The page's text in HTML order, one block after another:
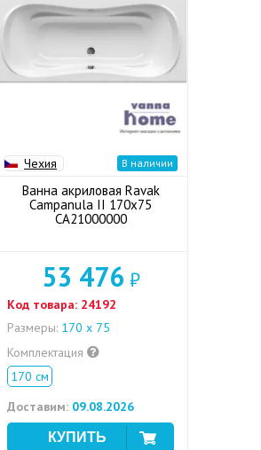
Чехия В наличии
Ванна акриловая Ravak
Campanula II 170x75
CA21000000
53 476 ₽
Код товара: 24192
Размеры: 170 х 75
Комплектация
170 см
Доставим: 09.08.2026